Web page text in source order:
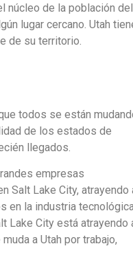
núcleo de la población del
lugar cercano. Utah
de su territorio.
todos se están
de los estados de
llegados.
empresas
Salt Lake City, atrayendo
en la industria
Lake City está atrayendo
a Utah por trabajo,